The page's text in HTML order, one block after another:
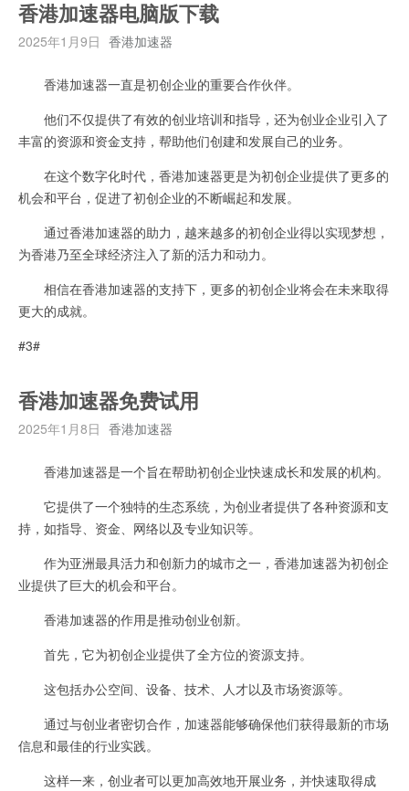
香港加速器电脑版下载
2025年1月9日 香港加速器
香港加速器一直是初创企业的重要合作伙伴。
他们不仅提供了有效的创业培训和指导，还为创业企业引入了
丰富的资源和资金支持，帮助他们创建和发展自己的业务。
在这个数字化时代，香港加速器更是为初创企业提供了更多的
机会和平台，促进了初创企业的不断崛起和发展。
通过香港加速器的助力，越来越多的初创企业得以实现梦想，
为香港乃至全球经济注入了新的活力和动力。
相信在香港加速器的支持下，更多的初创企业将会在未来取得
更大的成就。
#3#
香港加速器免费试用
2025年1月8日 香港加速器
香港加速器是一个旨在帮助初创企业快速成长和发展的机构。
它提供了一个独特的生态系统，为创业者提供了各种资源和支
持，如指导、资金、网络以及专业知识等。
作为亚洲最具活力和创新力的城市之一，香港加速器为初创企
业提供了巨大的机会和平台。
香港加速器的作用是推动创业创新。
首先，它为初创企业提供了全方位的资源支持。
这包括办公空间、设备、技术、人才以及市场资源等。
通过与创业者密切合作，加速器能够确保他们获得最新的市场
信息和最佳的行业实践。
这样一来，创业者可以更加高效地开展业务，并快速取得成